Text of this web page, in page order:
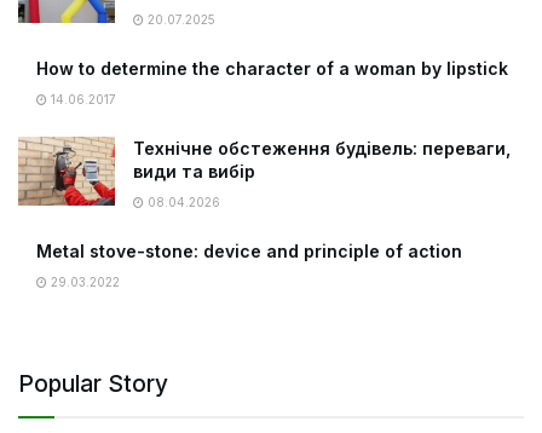
20.07.2025
How to determine the character of a woman by lipstick
14.06.2017
Технічне обстеження будівель: переваги,
види та вибір
08.04.2026
Metal stove-stone: device and principle of action
29.03.2022
Popular Story